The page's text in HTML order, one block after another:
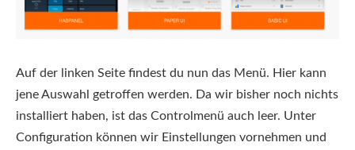
Auf der linken Seite findest du nun das Menü. Hier kann
jene Auswahl getroffen werden. Da wir bisher noch nichts
installiert haben, ist das Controlmenü auch leer. Unter
Configuration können wir Einstellungen vornehmen und